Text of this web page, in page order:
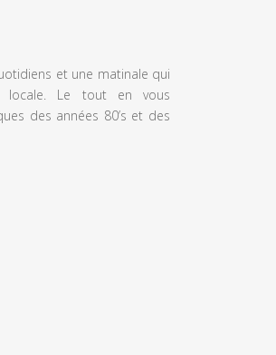
et une matinale qui
locale. Le tout en vous
des années 80’s et des